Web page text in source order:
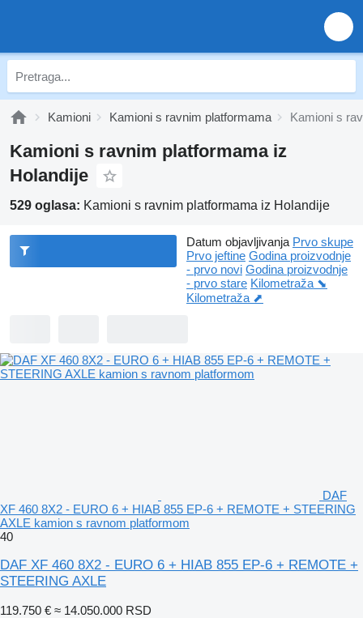
Kamioni Kamioni s ravnim platformama Kamioni s
Kamioni s ravnim platformama iz
Holandije
529 oglasa: Kamioni s ravnim platformama iz Holandije
Datum objavljivanja Prvo skupe
Prvo jeftine Godina proizvodnje
- prvo novi Godina proizvodnje
- prvo stare Kilometraža ⬊
Kilometraža ⬈
DAF
XF 460 8X2 - EURO 6 + HIAB 855 EP-6 + REMOTE + STEERING
AXLE kamion s ravnom platformom
40
DAF XF 460 8X2 - EURO 6 + HIAB 855 EP-6 + REMOTE +
STEERING AXLE
119.750 € ≈ 14.050.000 RSD